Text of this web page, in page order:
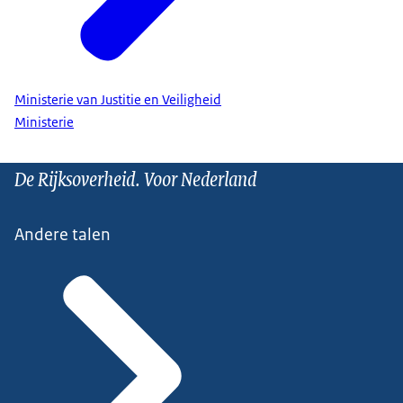
Ministerie van Justitie en Veiligheid
Ministerie
De Rijksoverheid. Voor Nederland
Andere talen